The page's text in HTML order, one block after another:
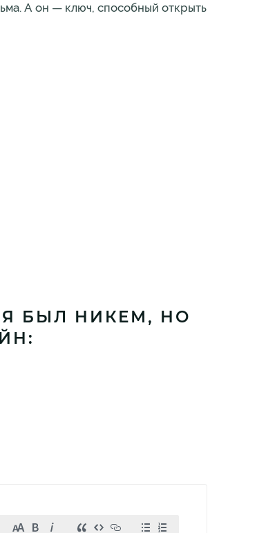
А он — ключ, способный открыть
БЫЛ НИКЕМ, НО